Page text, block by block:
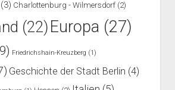
(3) Charlottenburg - Wilmersdorf(2)
(22) Europa (27)
Friedrichshain-Kreuzberg (1)
Geschichte der Stadt Berlin (4)